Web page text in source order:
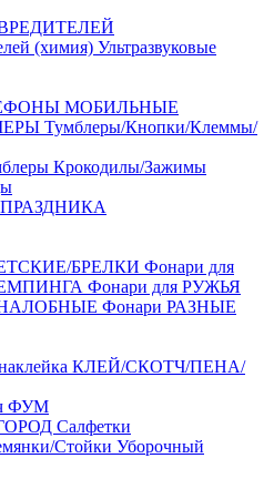
(химия) Ультразвуковые
МОБИЛЬНЫЕ
Тумблеры/Кнопки/Клеммы/
Крокодилы/Зажимы
ПРАЗДНИКА
БРЕЛКИ Фонари для
Фонари для РУЖЬЯ
НАЛОБНЫЕ Фонари РАЗНЫЕ
КЛЕЙ/СКОТЧ/ПЕНА/
ФУМ
Салфетки
Стойки Уборочный